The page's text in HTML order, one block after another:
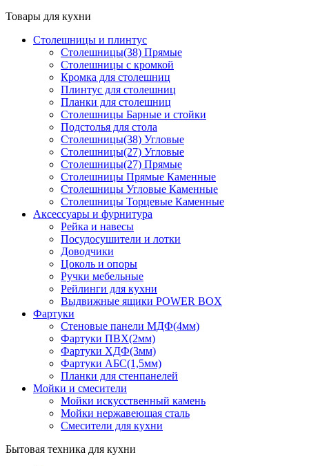
Товары для кухни
Столешницы и плинтус
Столешницы(38) Прямые
Столешницы с кромкой
Кромка для столешниц
Плинтус для столешниц
Планки для столешниц
Столешницы Барные и стойки
Подстолья для стола
Столешницы(38) Угловые
Столешницы(27) Угловые
Столешницы(27) Прямые
Столешницы Прямые Каменные
Столешницы Угловые Каменные
Столешницы Торцевые Каменные
Аксессуары и фурнитура
Рейка и навесы
Посудосушители и лотки
Доводчики
Цоколь и опоры
Ручки мебельные
Рейлинги для кухни
Выдвижные ящики POWER BOX
Фартуки
Стеновые панели МДФ(4мм)
Фартуки ПВХ(2мм)
Фартуки ХДФ(3мм)
Фартуки АБС(1,5мм)
Планки для стенпанелей
Мойки и смесители
Мойки искусственный камень
Мойки нержавеющая сталь
Смесители для кухни
Бытовая техника для кухни